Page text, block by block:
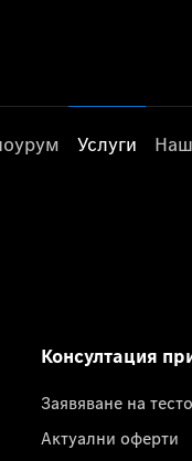
Услуги
Консултация
Заявяване на
Актуални оферти